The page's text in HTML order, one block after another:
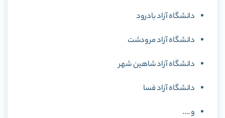
دانشگاه آزاد بادرود
دانشگاه آزاد مرودشت
دانشگاه آزاد شاهین شهر
دانشگاه آزاد فسا
و ….